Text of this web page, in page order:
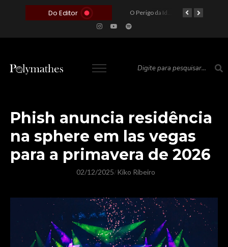
Do Editor
O Voto como Moeda: Clientelismo e o Analfabetismo Funcional Político no Brasil O Perigo da Ideologia Desenfreada na Justiça: Quando a Pauta Política Substitui a Pena Criminal
Phish anuncia residência
na sphere em las vegas
para a primavera de 2026
02/12/2025/ Kiko Ribeiro